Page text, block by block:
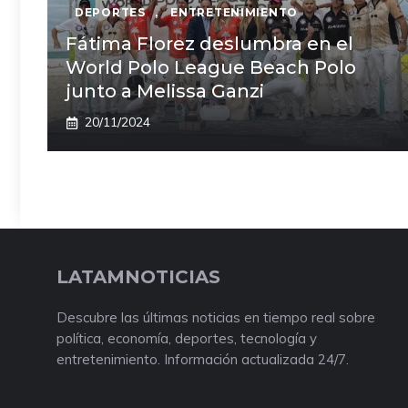
DEPORTES , ENTRETENIMIENTO
Fátima Florez deslumbra en el
World Polo League Beach Polo
junto a Melissa Ganzi
20/11/2024
LATAMNOTICIAS
Descubre las últimas noticias en tiempo real sobre
política, economía, deportes, tecnología y
entretenimiento. Información actualizada 24/7.